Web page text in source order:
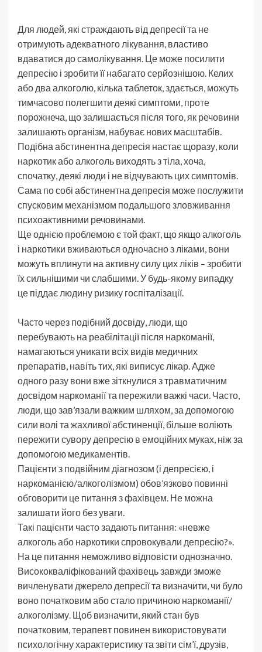
Для людей, які страждають від депресії та не
отримують адекватного лікування, властиво
вдаватися до самолікування. Це може посилити
депресію і зробити її набагато серйознішою. Келих
або два алкоголю, кілька таблеток, здається, можуть
тимчасово полегшити деякі симптоми, проте
порожнеча, що залишається після того, як речовини
залишають організм, набуває нових масштабів.
Подібна абстинентна депресія настає щоразу, коли
наркотик або алкоголь виходять з тіла, хоча,
спочатку, деякі люди і не відчувають цих симптомів.
Сама по собі абстинентна депресія може послужити
спусковим механізмом подальшого зловживання
психоактивними речовинами.
Ще однією проблемою є той факт, що якщо алкоголь
і наркотики вживаються одночасно з ліками, вони
можуть вплинути на активну силу цих ліків – зробити
їх сильнішими чи слабшими. У будь-якому випадку
це піддає людину ризику госпіталізації.
Часто через подібний досвіду, люди, що
перебувають на реабілітації після наркоманії,
намагаються уникати всіх видів медичних
препаратів, навіть тих, які виписує лікар. Адже
одного разу вони вже зіткнулися з травматичним
досвідом наркоманії та пережили важкі часи. Часто,
люди, що зав’язали важким шляхом, за допомогою
сили волі та жахливої абстиненції, більше воліють
пережити сувору депресію в емоційних муках, ніж за
допомогою медикаментів.
Пацієнти з подвійним діагнозом (і депресією, і
наркоманією/алкоголізмом) обов’язково повинні
обговорити це питання з фахівцем. Не можна
залишати його без уваги.
Такі пацієнти часто задають питання: «невже
алкоголь або наркотики спровокували депресію?».
На це питання неможливо відповісти однозначно.
Висококваліфікований фахівець завжди зможе
вичленувати джерело депресії та визначити, чи було
воно початковим або стало причиною наркоманії/
алкоголізму. Щоб визначити, який стан був
початковим, терапевт повинен використовувати
психологічну характеристику та звіти сім’ї, друзів,